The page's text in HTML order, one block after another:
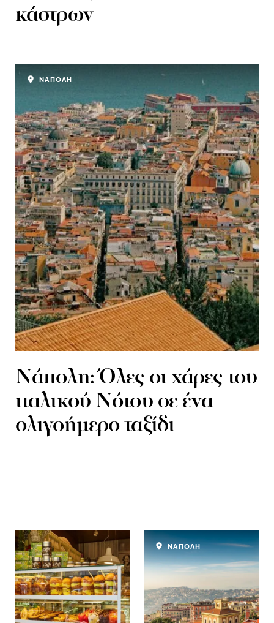
κάστρων
Νάπολη: Όλες οι χάρες του
ιταλικού Νότου σε ένα
ολιγοήμερο ταξίδι
ΝΑΠΟΛΗ
ΝΑΠΟΛΗ